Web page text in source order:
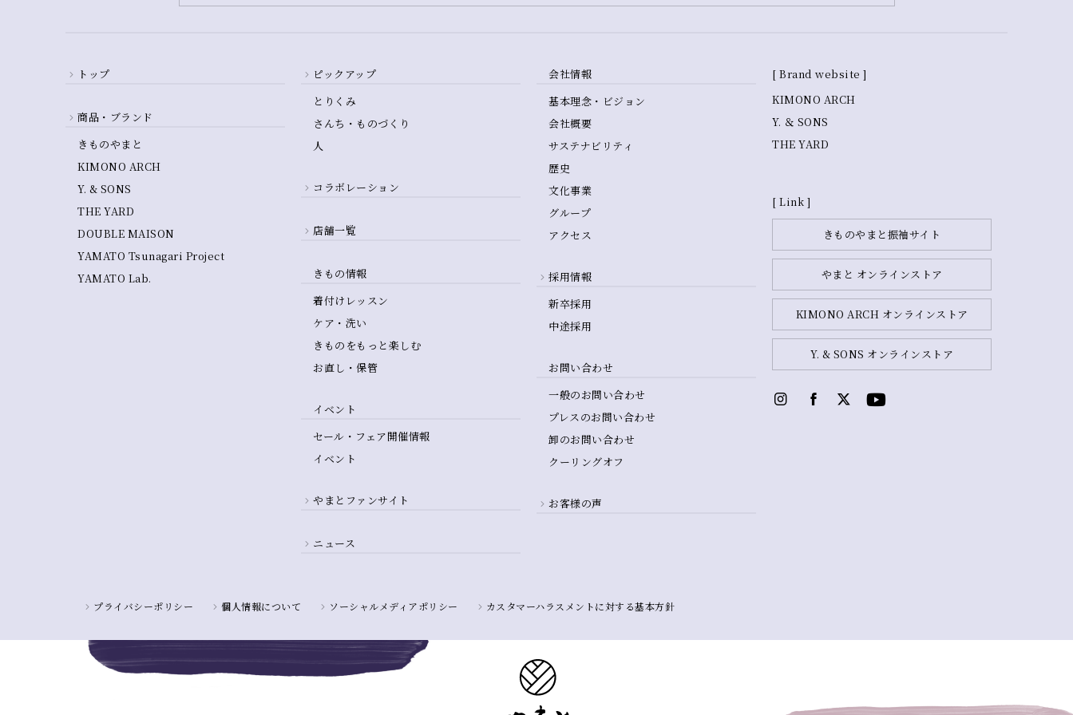
トップ
商品・ブランド
きものやまと
KIMONO ARCH
Y. & SONS
THE YARD
DOUBLE MAISON
YAMATO Tsunagari Project
YAMATO Lab.
ピックアップ
とりくみ
さんち・ものづくり
人
コラボレーション
店舗一覧
きもの情報
着付けレッスン
ケア・洗い
きものをもっと楽しむ
お直し・保管
イベント
セール・フェア開催情報
イベント
やまとファンサイト
ニュース
会社情報
基本理念・ビジョン
会社概要
サステナビリティ
歴史
文化事業
グループ
アクセス
採用情報
新卒採用
中途採用
お問い合わせ
一般のお問い合わせ
プレスのお問い合わせ
卸のお問い合わせ
クーリングオフ
お客様の声
プライバシーポリシー 個人情報について ソーシャルメディアポリシー カスタマーハラスメントに対する基本方針
[ Brand website ]
KIMONO ARCH
Y. ＆ SONS
THE YARD
[ Link ]
きものやまと振袖サイト
やまと オンラインストア
KIMONO ARCH オンラインストア
Y. & SONS オンラインストア